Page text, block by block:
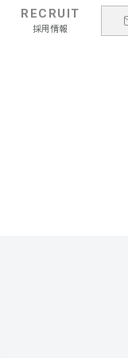
RECRUIT
採用情報